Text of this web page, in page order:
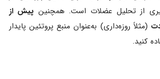
از تحلیل عضلات است. همچنین پیش از
(مثلاً روزه‌داری) به‌عنوان منبع پروتئین پایدار
کنید.